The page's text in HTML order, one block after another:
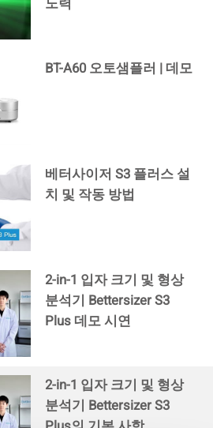
BT-A60 오토샘플러 | 데모
베터사이저 S3 플러스 설
치 및 작동 방법
2-in-1 입자 크기 및 형상
분석기 Bettersizer S3
Plus 데모 시연
2-in-1 입자 크기 및 형상
분석기 Bettersizer S3